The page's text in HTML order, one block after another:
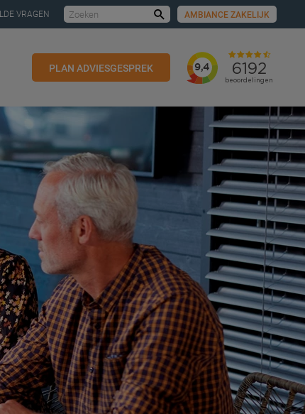
VRAGEN ZoekenAMBIANCE ZAKELIJK
PLAN ADVIESGESPREK